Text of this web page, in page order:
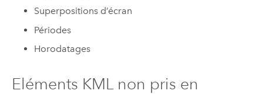
Superpositions d’écran
Périodes
Horodatages
Eléments KML non pris en